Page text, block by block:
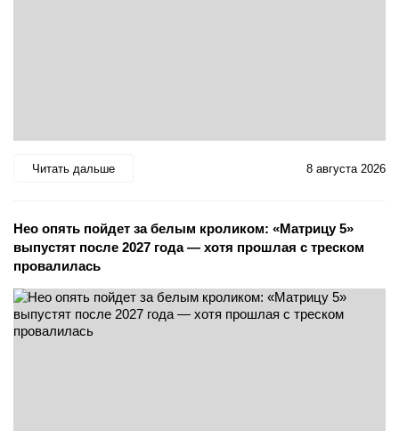
Читать дальше 8 августа 2026
Нео опять пойдет за белым кроликом: «Матрицу 5»
выпустят после 2027 года — хотя прошлая с треском
провалилась